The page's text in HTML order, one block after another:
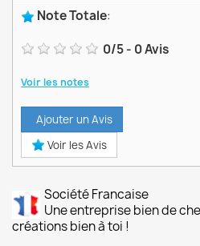
Note Totale:
0/5- 0Avis
Voir les notes
Ajouter un Avis
Voir les Avis
Société Francaise
Une entreprise bien de
créations bien à toi !